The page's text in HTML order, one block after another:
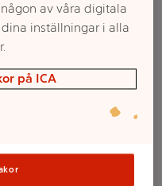
av våra digitala
inställningar i alla
på ICA